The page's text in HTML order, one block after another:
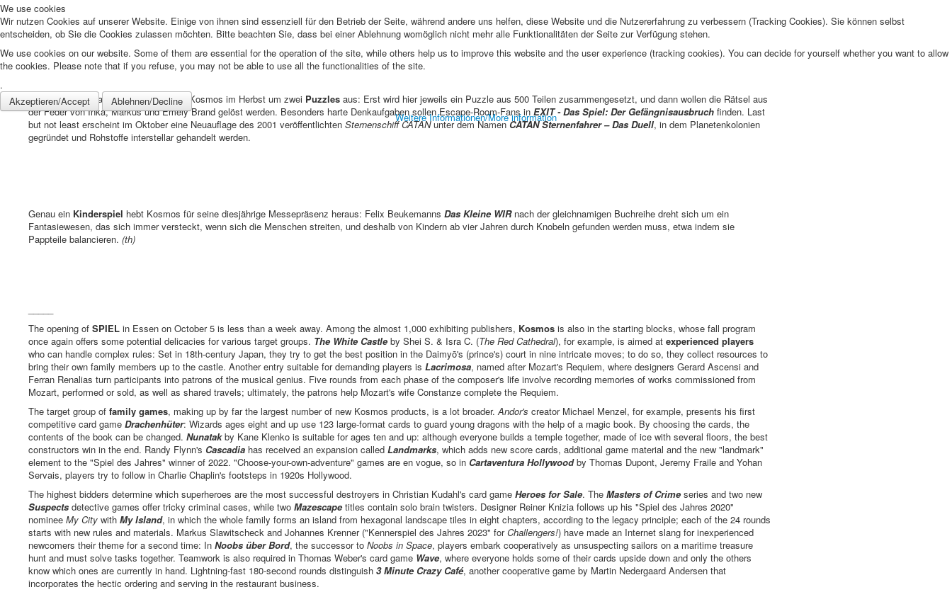
Seine verkaufsstarkeEXIT-Reihe baut Kosmos im Herbst um zwei Puzzles aus: Erst wird hier jeweils ein Puzzle aus 500 Teilen zusammengesetzt, und dann wollen die Rätsel aus
der Feder von Inka, Markus und Emely Brand gelöst werden. Besonders harte Denkaufgaben sollen Escape-Room-Fans in EXIT - Das Spiel: Der Gefängnisausbruch finden. Last
but not least erscheint im Oktober eine Neuauflage des 2001 veröffentlichten Sternenschiff CATANunter dem NamenCATAN Sternenfahrer – Das Duell, in dem Planetenkolonien
gegründet und Rohstoffe interstellar gehandelt werden.
Genau ein Kinderspiel hebt Kosmos für seine diesjährige Messepräsenz heraus: Felix Beukemanns Das Kleine WIRnach der gleichnamigen Buchreihe dreht sich um ein
Fantasiewesen, das sich immer versteckt, wenn sich die Menschen streiten, und deshalb von Kindern ab vier Jahren durch Knobeln gefunden werden muss, etwa indem sie
Pappteile balancieren. (th)
The opening of SPIEL in Essen on October 5 is less than a week away. Among the almost 1,000 exhibiting publishers, Kosmos is also in the starting blocks, whose fall program
once again offers some potential delicacies for various target groups. The White Castle by Shei S. & Isra C. (The Red Cathedral), for example, is aimed at experienced players
who can handle complex rules: Set in 18th-century Japan, they try to get the best position in the Daimyō's (prince's) court in nine intricate moves; to do so, they collect resources to
bring their own family members up to the castle. Another entry suitable for demanding players is Lacrimosa, named after Mozart's Requiem, where designers Gerard Ascensi and
Ferran Renalias turn participants into patrons of the musical genius. Five rounds from each phase of the composer's life involve recording memories of works commissioned from
Mozart, performed or sold, as well as shared travels; ultimately, the patrons help Mozart's wife Constanze complete the Requiem.
The target group of family games, making up by far the largest number of new Kosmos products, is a lot broader. Andor's creator Michael Menzel, for example, presents his first
competitive card game Drachenhüter: Wizards ages eight and up use 123 large-format cards to guard young dragons with the help of a magic book. By choosing the cards, the
contents of the book can be changed. Nunatak by Kane Klenko is suitable for ages ten and up: although everyone builds a temple together, made of ice with several floors, the best
constructors win in the end. Randy Flynn's Cascadia has received an expansion called Landmarks, which adds new score cards, additional game material and the new "landmark"
element to the "Spiel des Jahres" winner of 2022. "Choose-your-own-adventure" games are en vogue, so in Cartaventura Hollywoodby Thomas Dupont, Jeremy Fraile and Yohan
Servais, players try to follow in Charlie Chaplin's footsteps in 1920s Hollywood.
The highest bidders determine which superheroes are the most successful destroyers in Christian Kudahl's card game Heroes for Sale. The Masters of Crime series and two new
Suspects detective games offer tricky criminal cases, while two Mazescape titles contain solo brain twisters. Designer Reiner Knizia follows up his "Spiel des Jahres 2020"
nominee My City with My Island, in which the whole family forms an island from hexagonal landscape tiles in eight chapters, according to the legacy principle; each of the 24 rounds
starts with new rules and materials. Markus Slawitscheck and Johannes Krenner ("Kennerspiel des Jahres 2023" forChallengers!) have made an Internet slang for inexperienced
newcomers their theme for a second time: In Noobs über Bord, the successor to Noobs in Space, players embark cooperatively as unsuspecting sailors on a maritime treasure
hunt and must solve tasks together. Teamwork is also required in Thomas Weber's card game Wave, where everyone holds some of their cards upside down and only the others
know which ones are currently in hand. Lightning-fast 180-second rounds distinguish 3 Minute Crazy Café, another cooperative game by Martin Nedergaard Andersen that
incorporates the hectic ordering and serving in the restaurant business.
We use cookies
Wir nutzen Cookies auf unserer Website. Einige von ihnen sind essenziell für den Betrieb der Seite, während andere uns helfen, diese Website und die Nutzererfahrung zu verbessern (Tracking Cookies). Sie können selbst
entscheiden, ob Sie die Cookies zulassen möchten. Bitte beachten Sie, dass bei einer Ablehnung womöglich nicht mehr alle Funktionalitäten der Seite zur Verfügung stehen.
We use cookies on our website. Some of them are essential for the operation of the site, while others help us to improve this website and the user experience (tracking cookies). You can decide for yourself whether you want to allow
the cookies. Please note that if you refuse, you may not be able to use all the functionalities of the site.
.
Akzeptieren/Accept
Ablehnen/Decline
Weitere Informationen/More information